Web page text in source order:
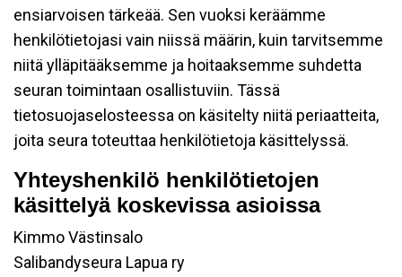
ensiarvoisen tärkeää. Sen vuoksi keräämme
henkilötietojasi vain niissä määrin, kuin tarvitsemme
niitä ylläpitääksemme ja hoitaaksemme suhdetta
seuran toimintaan osallistuviin. Tässä
tietosuojaselosteessa on käsitelty niitä periaatteita,
joita seura toteuttaa henkilötietoja käsittelyssä.
Yhteyshenkilö henkilötietojen
käsittelyä koskevissa asioissa
Kimmo Västinsalo
Salibandyseura Lapua ry